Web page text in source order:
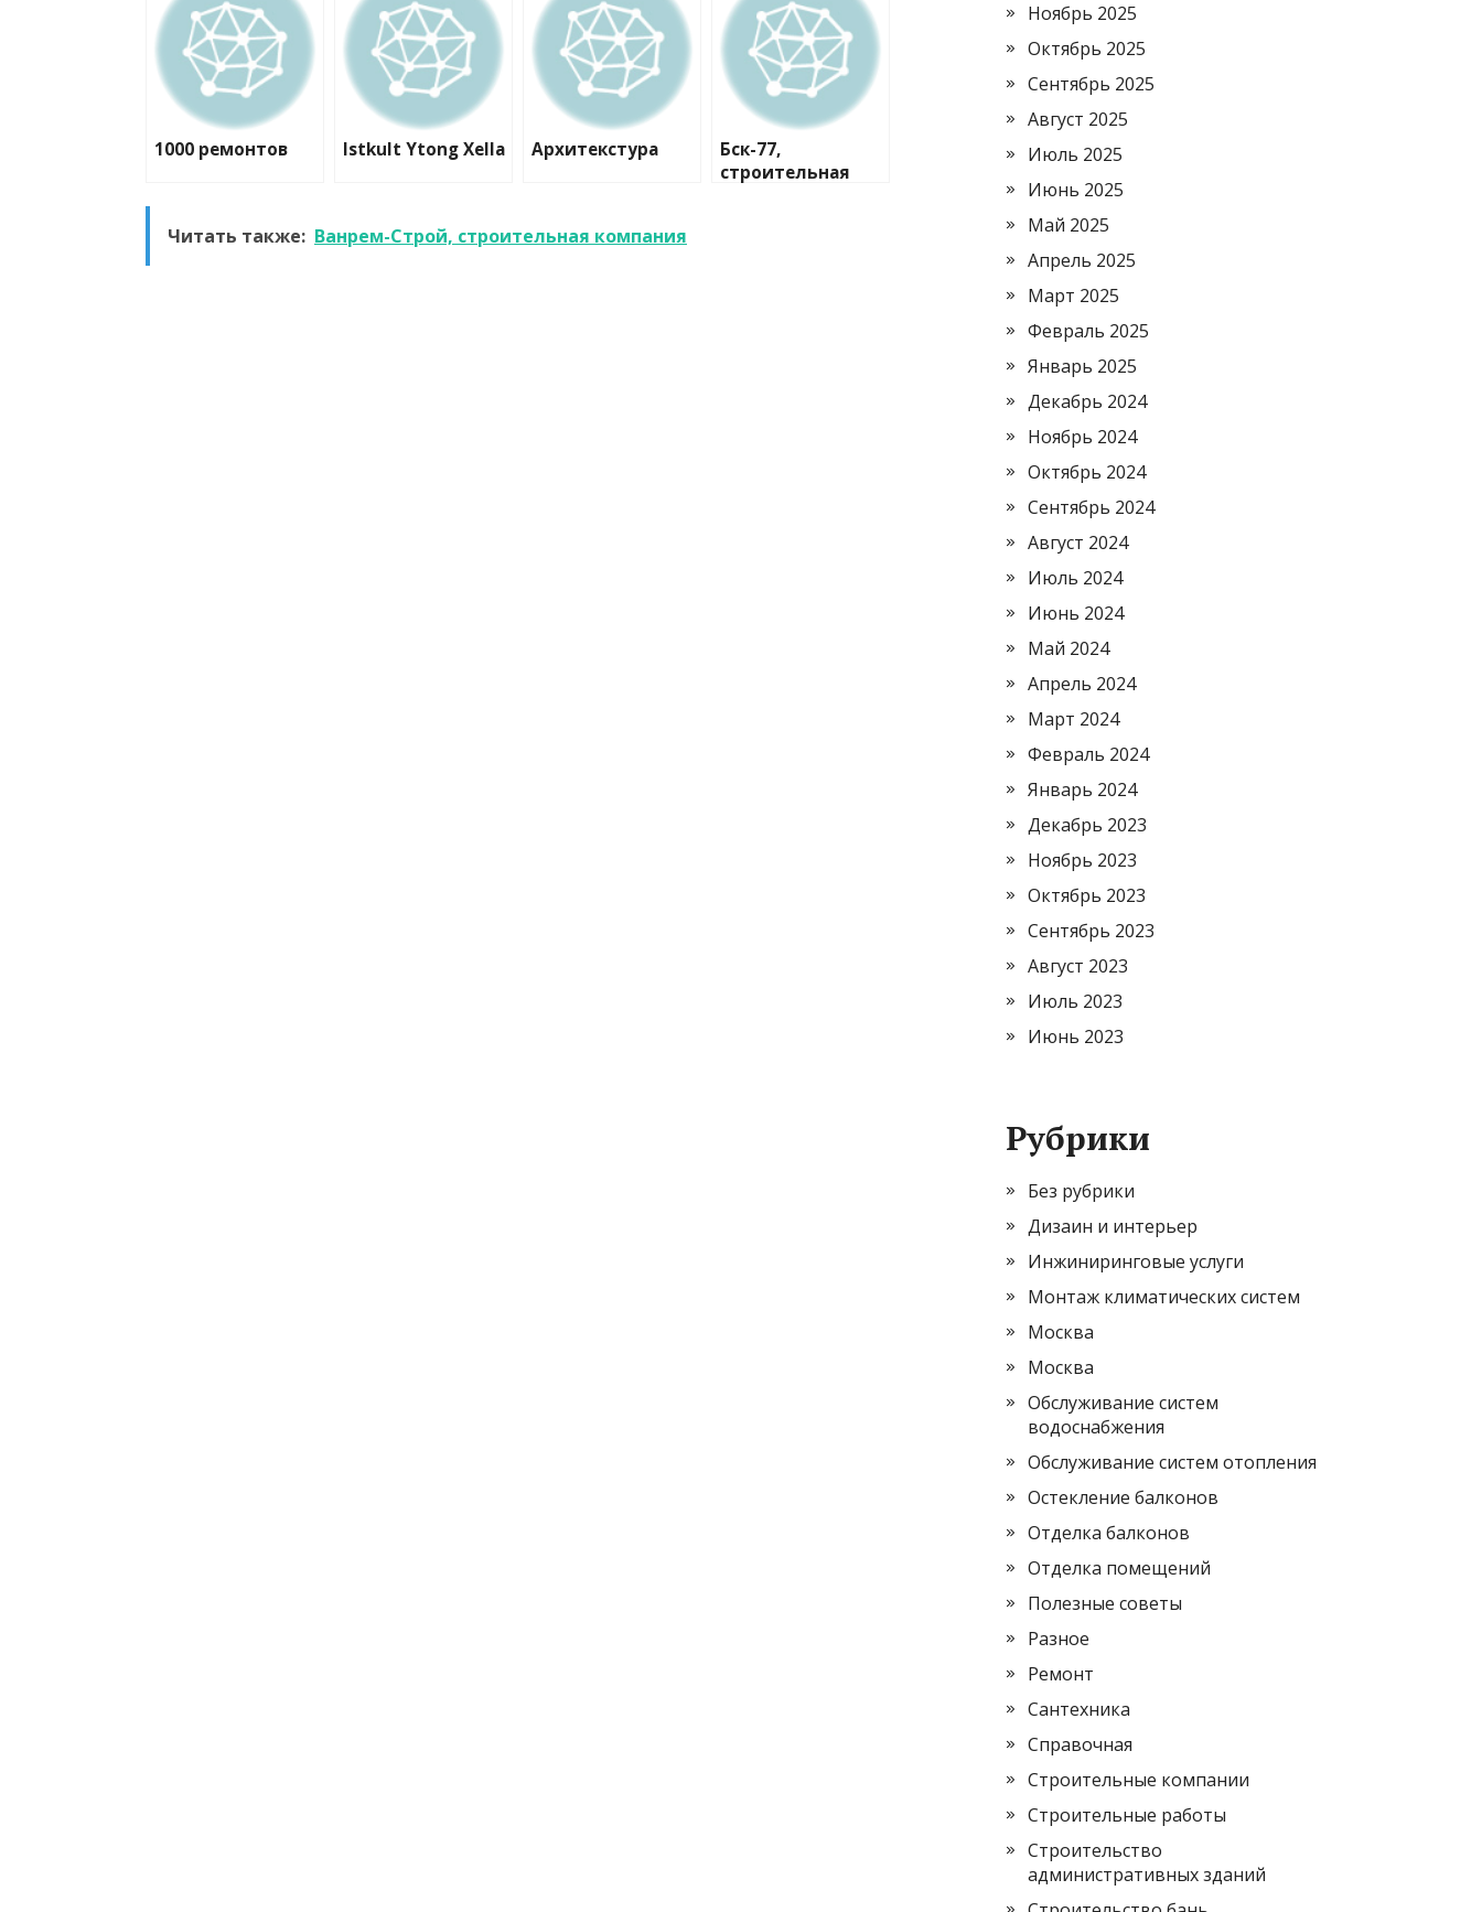
1000 ремонтов Istkult Ytong Xella Архитекстура
Бск-77,
строительная
Читать также: Ванрем-Строй, строительная компания
Ноябрь 2025
Октябрь 2025
Сентябрь 2025
Август 2025
Июль 2025
Июнь 2025
Май 2025
Апрель 2025
Март 2025
Февраль 2025
Январь 2025
Декабрь 2024
Ноябрь 2024
Октябрь 2024
Сентябрь 2024
Август 2024
Июль 2024
Июнь 2024
Май 2024
Апрель 2024
Март 2024
Февраль 2024
Январь 2024
Декабрь 2023
Ноябрь 2023
Октябрь 2023
Сентябрь 2023
Август 2023
Июль 2023
Июнь 2023
Рубрики
Без рубрики
Дизаин и интерьер
Инжиниринговые услуги
Монтаж климатических систем
Москва
Москва
Обслуживание систем
водоснабжения
Обслуживание систем отопления
Остекление балконов
Отделка балконов
Отделка помещений
Полезные советы
Разное
Ремонт
Сантехника
Справочная
Строительные компании
Строительные работы
Строительство
административных зданий